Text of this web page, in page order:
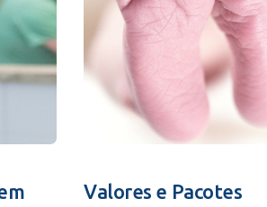
Valores e Pacotes